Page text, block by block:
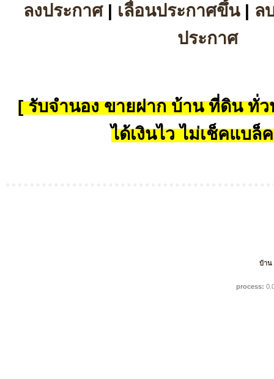
ลงประกาศ| เลื่อนประกาศขึ้น| ล
ประกาศ
[ รับจำนอง ขายฝาก บ้าน ที่ดิน ทั่ว
ได้เงินไว ไม่เช็คแบล็
บ้าน
process: